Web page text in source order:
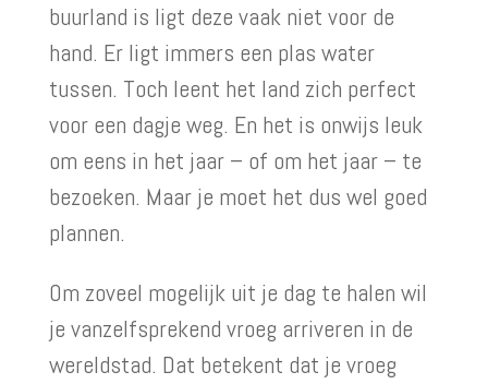
buurland is ligt deze vaak niet voor de
hand. Er ligt immers een plas water
tussen. Toch leent het land zich perfect
voor een dagje weg. En het is onwijs leuk
om eens in het jaar – of om het jaar – te
bezoeken. Maar je moet het dus wel goed
plannen.
Om zoveel mogelijk uit je dag te halen wil
je vanzelfsprekend vroeg arriveren in de
wereldstad. Dat betekent dat je vroeg